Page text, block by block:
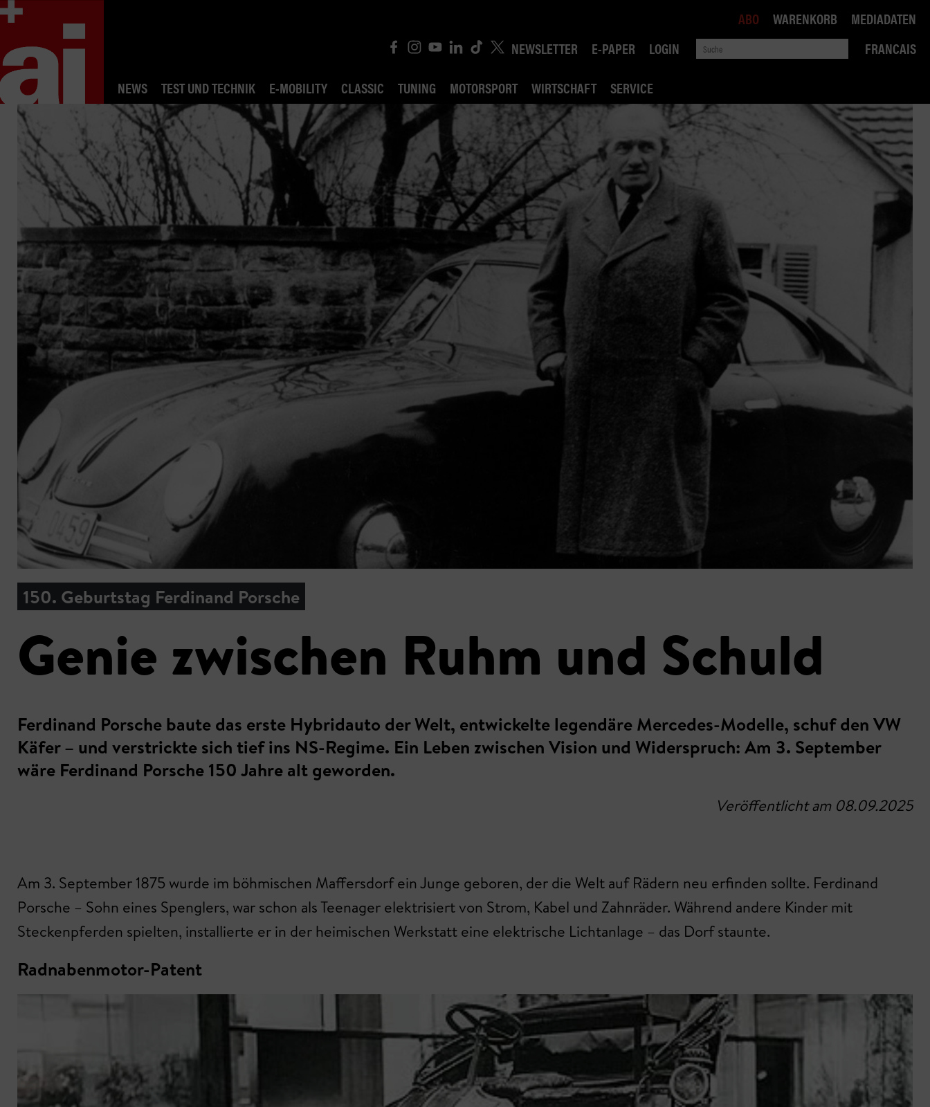
NEWSLETTER E-PAPER LOGIN
FRANCAIS
NEWS
TEST UND TECHNIK E-MOBILITY CLASSIC TUNING MOTORSPORT WIRTSCHAFT SERVICE
AI RECHTSBERATUNG
VERKEHRSPOLITIK
WETTBEWERB
ABO WARENKORB MEDIADATEN
150. Geburtstag Ferdinand Porsche
Genie zwischen Ruhm und Schuld
Ferdinand Porsche baute das erste Hybridauto der Welt, entwickelte legendäre Mercedes-Modelle, schuf den VW
Käfer – und verstrickte sich tief ins NS-Regime. Ein Leben zwischen Vision und Widerspruch: Am 3. September
wäre Ferdinand Porsche 150 Jahre alt geworden.
Veröffentlicht am 08.09.2025
Am 3. September 1875 wurde im böhmischen Maffersdorf ein Junge geboren, der die Welt auf Rädern neu erfinden sollte. Ferdinand
Porsche – Sohn eines Spenglers, war schon als Teenager elektrisiert von Strom, Kabel und Zahnräder. Während andere Kinder mit
Steckenpferden spielten, installierte er in der heimischen Werkstatt eine elektrische Lichtanlage – das Dorf staunte.
Radnabenmotor-Patent